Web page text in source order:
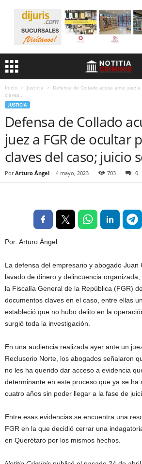
Inicio Justicia
Defensa de Collado acusa ante juez
claves...
JUSTICIA
Defensa de Collado
juez a FGR de ocultar
claves del caso; juicio
Por Arturo Ángel - 4 mayo, 2023 703 0
Por: Arturo Ángel
La defensa del empresario y abogado Juan
lavado de dinero y delincuencia
la Fiscalía General de la República (FGR)
documentos claves en el caso, entre ellas
estableció que no hubo delito en la
surgió toda la investigación.
En una audiencia realizada ayer ante un
Reclusorio Norte, los abogados señalaron
no les ha querido dar acceso a evidencia
determinante en este proceso que ya se ha
cuatro años sin poder llegar a la fase de
Entre esas evidencias se encuentra una
FGR en la que decidió cerrar una
en Querétaro por los mismos hechos.